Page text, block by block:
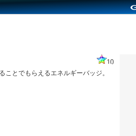
10
とでもらえるエネルギーバッジ。